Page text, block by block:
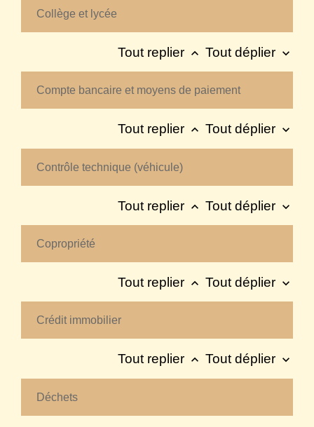
Collège et lycée
Tout replier keyboard_arrow_up Tout déplier keyboard_arrow_down
Compte bancaire et moyens de paiement
Tout replier keyboard_arrow_up Tout déplier keyboard_arrow_down
Contrôle technique (véhicule)
Tout replier keyboard_arrow_up Tout déplier keyboard_arrow_down
Copropriété
Tout replier keyboard_arrow_up Tout déplier keyboard_arrow_down
Crédit immobilier
Tout replier keyboard_arrow_up Tout déplier keyboard_arrow_down
Déchets